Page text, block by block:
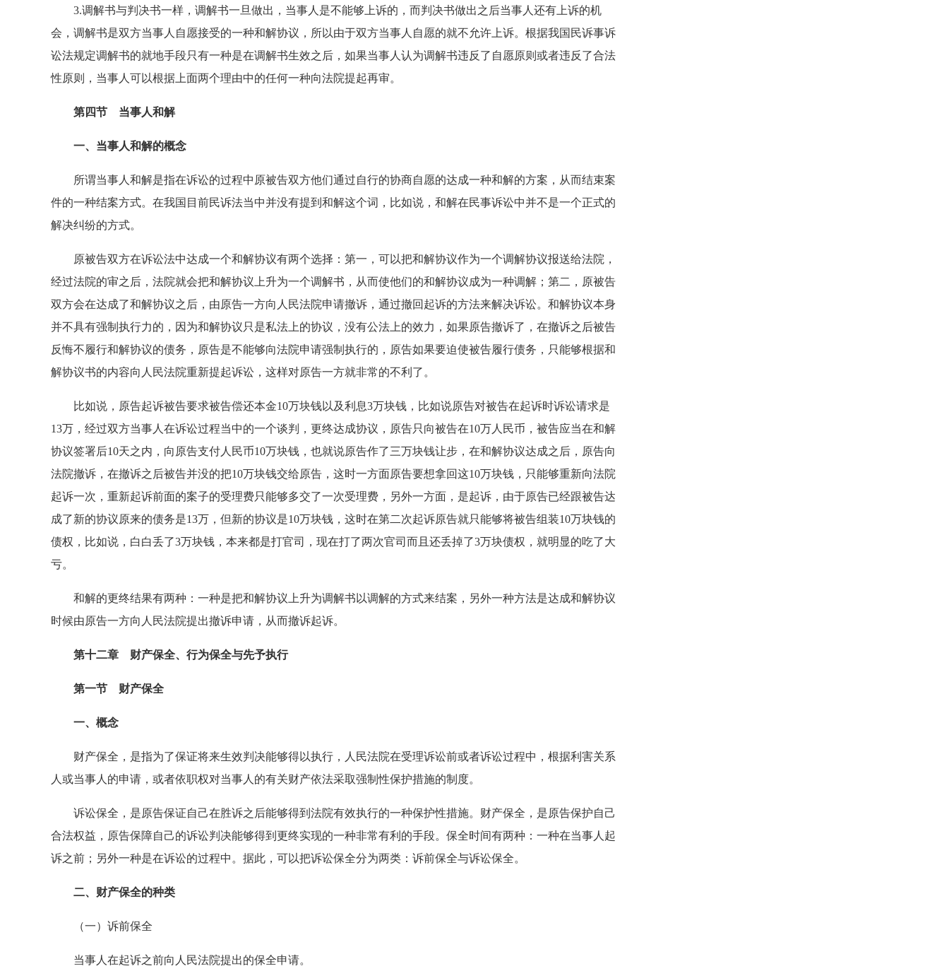
3.调解书与判决书一样，调解书一旦做出，当事人是不能够上诉的，而判决书做出之后当事人还有上诉的机
会，调解书是双方当事人自愿接受的一种和解协议，所以由于双方当事人自愿的就不允许上诉。根据我国民诉事诉
讼法规定调解书的就地手段只有一种是在调解书生效之后，如果当事人认为调解书违反了自愿原则或者违反了合法
性原则，当事人可以根据上面两个理由中的任何一种向法院提起再审。
第四节 当事人和解
一、当事人和解的概念
所谓当事人和解是指在诉讼的过程中原被告双方他们通过自行的协商自愿的达成一种和解的方案，从而结束案
件的一种结案方式。在我国目前民诉法当中并没有提到和解这个词，比如说，和解在民事诉讼中并不是一个正式的
解决纠纷的方式。
原被告双方在诉讼法中达成一个和解协议有两个选择：第一，可以把和解协议作为一个调解协议报送给法院，
经过法院的审之后，法院就会把和解协议上升为一个调解书，从而使他们的和解协议成为一种调解；第二，原被告
双方会在达成了和解协议之后，由原告一方向人民法院申请撤诉，通过撤回起诉的方法来解决诉讼。和解协议本身
并不具有强制执行力的，因为和解协议只是私法上的协议，没有公法上的效力，如果原告撤诉了，在撤诉之后被告
反悔不履行和解协议的债务，原告是不能够向法院申请强制执行的，原告如果要迫使被告履行债务，只能够根据和
解协议书的内容向人民法院重新提起诉讼，这样对原告一方就非常的不利了。
比如说，原告起诉被告要求被告偿还本金10万块钱以及利息3万块钱，比如说原告对被告在起诉时诉讼请求是
13万，经过双方当事人在诉讼过程当中的一个谈判，更终达成协议，原告只向被告在10万人民币，被告应当在和解
协议签署后10天之内，向原告支付人民币10万块钱，也就说原告作了三万块钱让步，在和解协议达成之后，原告向
法院撤诉，在撤诉之后被告并没的把10万块钱交给原告，这时一方面原告要想拿回这10万块钱，只能够重新向法院
起诉一次，重新起诉前面的案子的受理费只能够多交了一次受理费，另外一方面，是起诉，由于原告已经跟被告达
成了新的协议原来的债务是13万，但新的协议是10万块钱，这时在第二次起诉原告就只能够将被告组装10万块钱的
债权，比如说，白白丢了3万块钱，本来都是打官司，现在打了两次官司而且还丢掉了3万块债权，就明显的吃了大
亏。
和解的更终结果有两种：一种是把和解协议上升为调解书以调解的方式来结案，另外一种方法是达成和解协议
时候由原告一方向人民法院提出撤诉申请，从而撤诉起诉。
第十二章 财产保全、行为保全与先予执行
第一节 财产保全
一、概念
财产保全，是指为了保证将来生效判决能够得以执行，人民法院在受理诉讼前或者诉讼过程中，根据利害关系
人或当事人的申请，或者依职权对当事人的有关财产依法采取强制性保护措施的制度。
诉讼保全，是原告保证自己在胜诉之后能够得到法院有效执行的一种保护性措施。财产保全，是原告保护自己
合法权益，原告保障自己的诉讼判决能够得到更终实现的一种非常有利的手段。保全时间有两种：一种在当事人起
诉之前；另外一种是在诉讼的过程中。据此，可以把诉讼保全分为两类：诉前保全与诉讼保全。
二、财产保全的种类
（一）诉前保全
当事人在起诉之前向人民法院提出的保全申请。